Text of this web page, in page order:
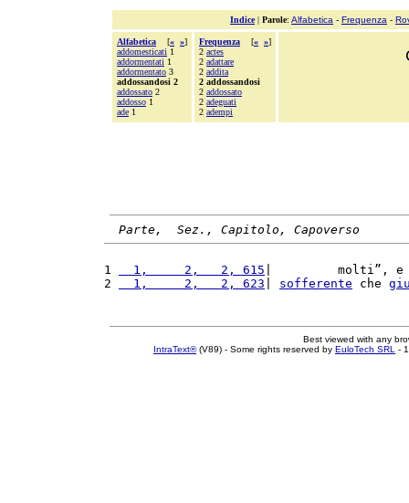
Indice| Parole: Alfabetica - Frequenza -
Alfabetica [« »]
addomesticati 1
addormentati 1
addormentato 3
addossandosi 2
addossato 2
addosso 1
ade 1
Frequenza [« »]
2 actes
2 adattare
2 addita
2 addossandosi
2 addossato
2 adeguati
2 adempi
Parte,  Sez., Capitolo, Capoverso
1
  1,     2,   2, 615
|         molti”,
2
  1,     2,   2, 623
sofferente che
Best viewed with any
IntraText®(V89) - Some rights reserved by EuloTech SRL -